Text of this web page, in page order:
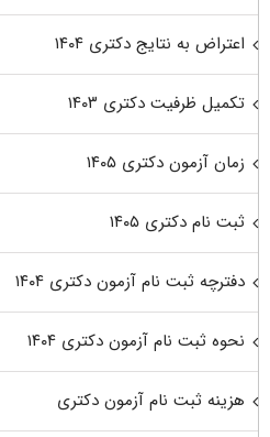
اعتراض به نتایج دکتری ۱۴۰۴
تکمیل ظرفیت دکتری ۱۴۰۳
زمان آزمون دکتری ۱۴۰۵
ثبت نام دکتری ۱۴۰۵
دفترچه ثبت نام آزمون دکتری ۱۴۰۴
نحوه ثبت نام آزمون دکتری ۱۴۰۴
هزینه ثبت نام آزمون دکتری